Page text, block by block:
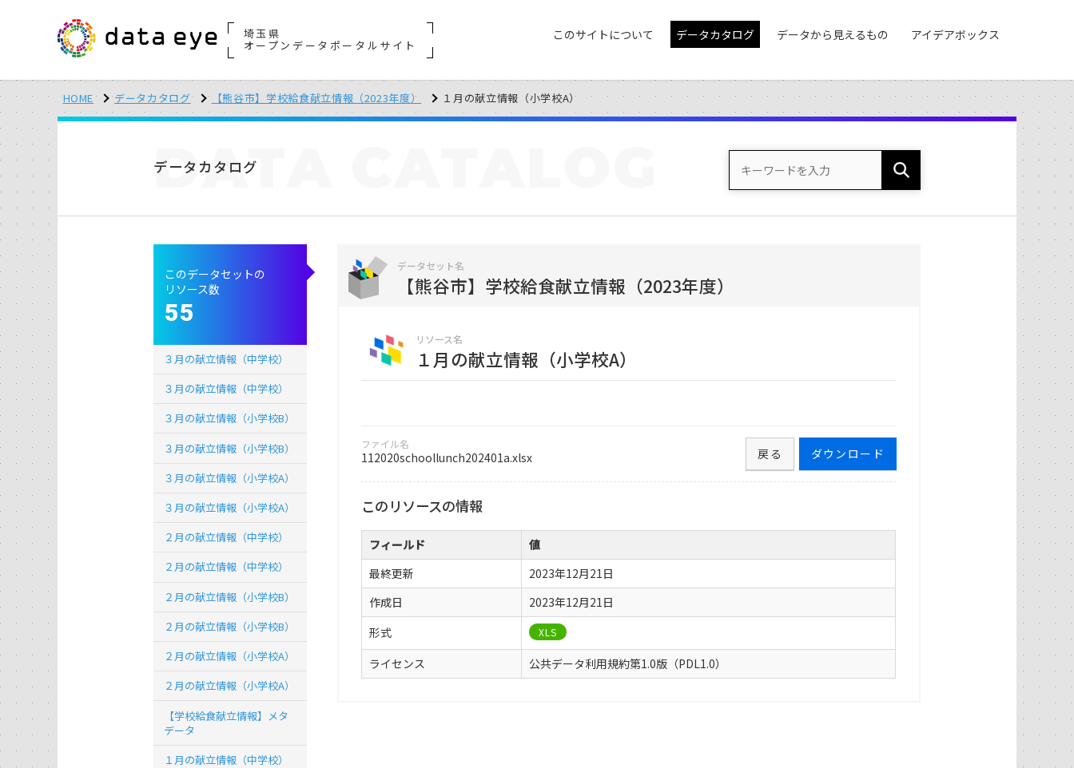
埼玉県
オープンデータポータルサイト
このサイトについて データカタログ データから見えるもの アイデアボックス
HOME データカタログ 【熊谷市】学校給食献立情報（2023年度） １月の献立情報（小学校A）
データカタログ
DATA
データセット名
【熊谷市】学校給食献立情報（2023年度）
リソース名
１月の献立情報（小学校A）
ファイル名
112020schoollunch202401a.xlsx ダウンロード
戻る
このリソースの情報
フィールド
値
最終更新
2023年12月21日
作成日
2023年12月21日
形式
XLS
ライセンス 公共データ利用規約第1.0版（PDL1.0）
このデータセットの
リソース数
55
３月の献立情報（中学校）
３月の献立情報（中学校）
３月の献立情報（小学校B）
３月の献立情報（小学校B）
３月の献立情報（小学校A）
３月の献立情報（小学校A）
２月の献立情報（中学校）
２月の献立情報（中学校）
２月の献立情報（小学校B）
２月の献立情報（小学校B）
２月の献立情報（小学校A）
２月の献立情報（小学校A）
【学校給食献立情報】メタ
データ
１月の献立情報（中学校）